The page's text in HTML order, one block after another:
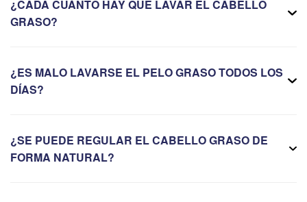
¿CADA CUÁNTO HAY QUE LAVAR EL CABELLO
GRASO?
¿ES MALO LAVARSE EL PELO GRASO TODOS LOS
DÍAS?
¿SE PUEDE REGULAR EL CABELLO GRASO DE
FORMA NATURAL?